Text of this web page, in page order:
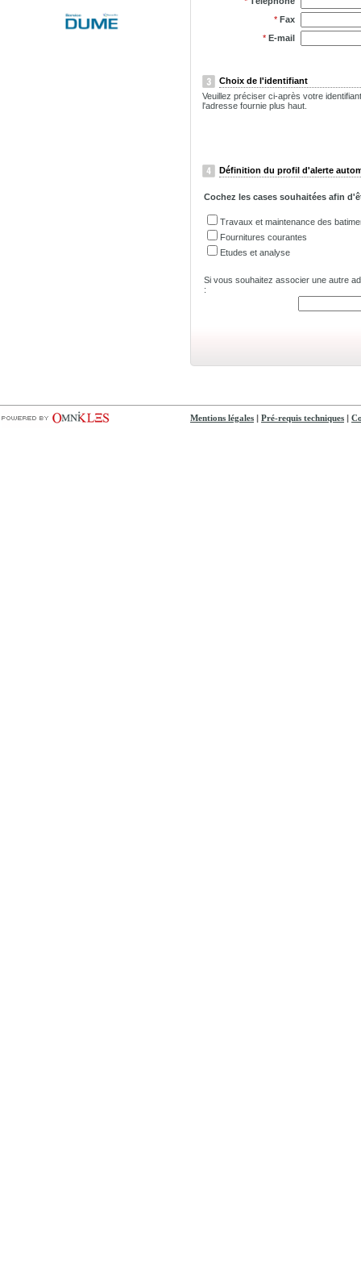
* Fax
* E-mail
Choix de l'identifiant
Veuillez préciser ci-après votre
l'adresse fournie plus haut.
Définition du profil d'alerte
Cochez les cases souhaitées afin
Travaux et maintenance des
Fournitures courantes
Etudes et analyse
Si vous souhaitez associer une autre
:
Mentions légales Pré-requis techniques